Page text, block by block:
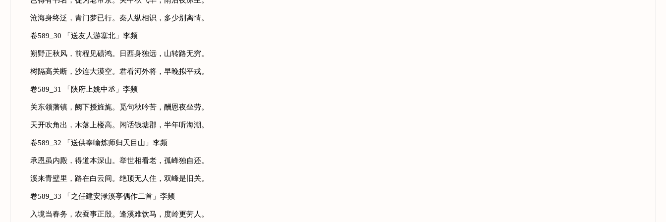
沧海身终泛，青门梦已行。秦人纵相识，多少别离情。
卷589_30 「送友人游塞北」李频
朔野正秋风，前程见碛鸿。日西身独远，山转路无穷。
树隔高关断，沙连大漠空。君看河外将，早晚拟平戎。
卷589_31 「陕府上姚中丞」李频
关东领藩镇，阙下授旌旄。觅句秋吟苦，酬恩夜坐劳。
天开吹角出，木落上楼高。闲话钱塘郡，半年听海潮。
卷589_32 「送供奉喻炼师归天目山」李频
承恩虽内殿，得道本深山。举世相看老，孤峰独自还。
溪来青壁里，路在白云间。绝顶无人住，双峰是旧关。
卷589_33 「之任建安渌溪亭偶作二首」李频
入境当春务，农蚕事正殷。逢溪难饮马，度岭更劳人。